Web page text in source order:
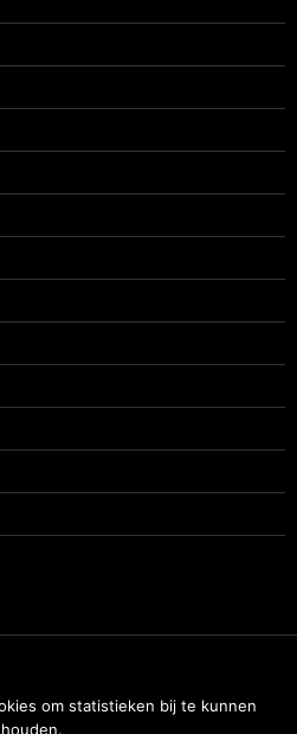
om statistieken bij te kunnen
houden.